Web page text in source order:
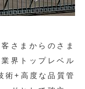
さまからのさま
界トップレベル
術+高度な品質管